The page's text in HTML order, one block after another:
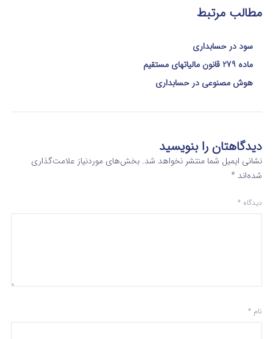
مطالب مرتبط
سود در حسابداری
ماده 279 قانون مالیاتهای مستقیم
هوش مصنوعی در حسابداری
دیدگاهتان را بنویسید
نشانی ایمیل شما منتشر نخواهد شد. بخش‌های موردنیاز علامت‌گذاری
شده‌اند *
دیدگاه *
نام *